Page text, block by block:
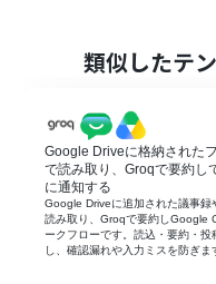
■フローボットの流れ
携します。
次に、トリガーで
に回答があったら」
次に、オペレーシ
の翻訳」アクショ
声ファイルを指定し
最後に、オペレーシ
類似したテ
Google Driveに格納された
で読み取り、Groqで要約し
に通知する
Google Driveに追加された議事録
読み取り、Groqで要約しGoogle
ークフローです。読込・要約・投
し、確認漏れや入力ミスを防ぎま